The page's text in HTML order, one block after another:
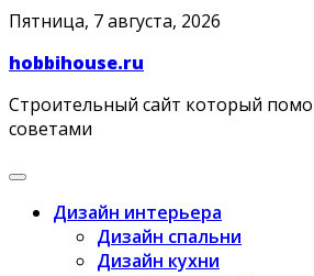
Skip
content
Пятница, 7 августа, 2026
hobbihouse.ru
Строительный сайт который
советами
Дизайн интерьера
Дизайн спальни
Дизайн кухни